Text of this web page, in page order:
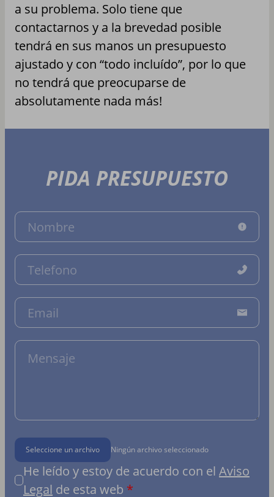
a su problema. Solo tiene que
contactarnos y a la brevedad posible
tendrá en sus manos un presupuesto
ajustado y con “todo incluído”, por lo que
no tendrá que preocuparse de
absolutamente nada más!
PIDA PRESUPUESTO
Seleccione un archivo Ningún archivo seleccionado
He leído y estoy de acuerdo con el Aviso
Legal de esta web